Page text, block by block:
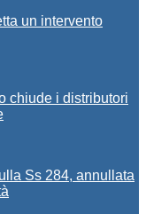
un intervento
chiude i distributori
Ss 284, annullata